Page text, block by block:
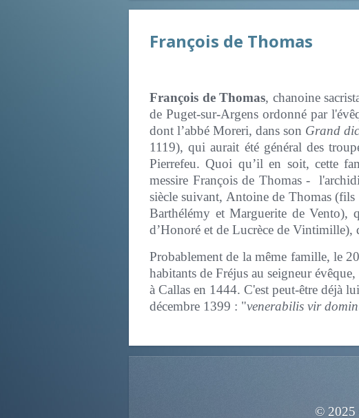
François de Thomas
François de Thomas, chanoine
de Puget-sur-Argens ordonné par
dont l’abbé Moreri, dans son Grand
1119), qui aurait été général des
Pierrefeu. Quoi qu’il en soit, cette
messire François de Thomas -
siècle suivant, Antoine de Thomas
Barthélémy et Marguerite de
d’Honoré et de Lucrèce de Vintimille),
Probablement de la même famille, le
habitants de Fréjus au seigneur
à Callas en 1444. C'est peut-être déjà
décembre 1399 : "venerabilis vir
© 2025